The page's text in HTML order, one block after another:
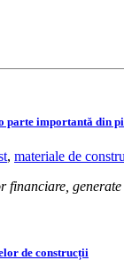
parte importantă din
, materiale de
financiare, generate
de construcții